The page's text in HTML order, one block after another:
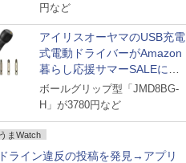
円など
アイリスオーヤマのUSB充電
式電動ドライバーがAmazon
暮らし応援サマーSALEに登
場
ボールグリップ型「JMD8BG-
H」が3780円など
まWatch
ライン違反の投稿を発見→アプリ